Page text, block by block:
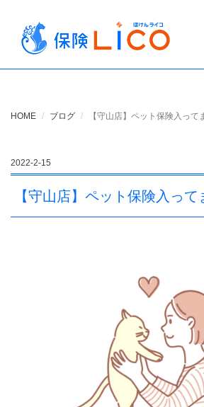
HOME ブログ 【守山店】ペット保険入って
2022-2-15
【守山店】ペット保険入って